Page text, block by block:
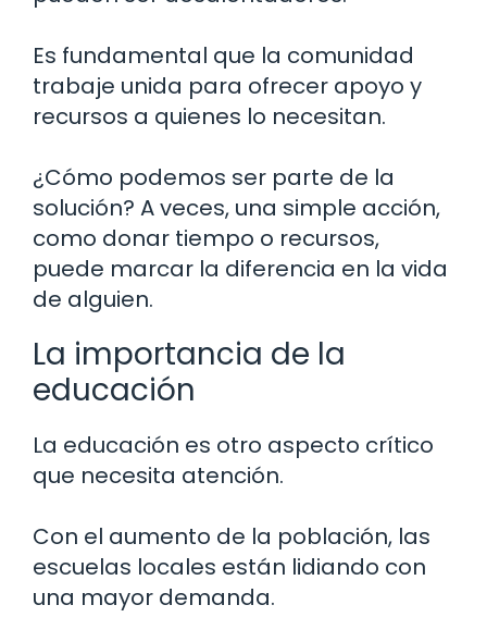
Es fundamental que la comunidad
trabaje unida para ofrecer apoyo y
recursos a quienes lo necesitan.
¿Cómo podemos ser parte de la
solución? A veces, una simple acción,
como donar tiempo o recursos,
puede marcar la diferencia en la vida
de alguien.
La importancia de la
educación
La educación es otro aspecto crítico
que necesita atención.
Con el aumento de la población, las
escuelas locales están lidiando con
una mayor demanda.